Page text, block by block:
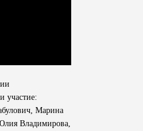
участие:
Марина
Владимирова,